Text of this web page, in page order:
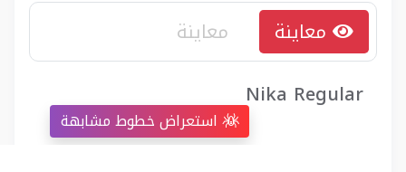
Nika Regular